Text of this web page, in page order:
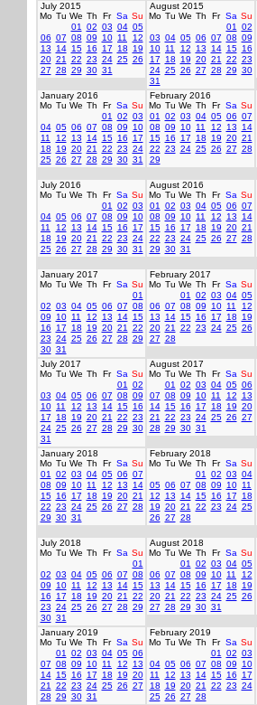
July 2015
Mo Tu We Th Fr Sa Su
01
02 03 04 05
06 07 08 09 10 11
12
13
14 15 16 17 18
19
20 21 22 23 24 25 26
27 28 29 30 31
August 2015
Mo Tu We Th Fr Sa Su
01
02
03 04 05 06 07 08 09
10 11 12 13 14 15 16
17
18 19 20 21 22 23
24 25 26 27 28 29 30
31
January 2016
Mo Tu We Th Fr Sa Su
01
02 03
04 05 06 07 08 09
10
11
12 13 14 15 16
17
18
19 20 21 22 23 24
25 26 27 28 29 30 31
February 2016
Mo Tu We Th Fr Sa Su
01
02 03 04 05 06 07
08 09 10 11 12 13
14
15 16 17 18 19 20 21
22 23 24 25 26 27 28
29
July 2016
Mo Tu We Th Fr Sa Su
01
02 03
04 05 06 07 08 09
10
11
12 13 14 15 16
17
18
19 20 21 22 23 24
25 26 27 28 29 30 31
August 2016
Mo Tu We Th Fr Sa Su
01
02 03 04 05 06 07
08 09 10 11 12 13
14
15 16 17 18 19 20 21
22 23 24 25 26 27 28
29 30 31
January 2017
Mo Tu We Th Fr Sa Su
01
02 03 04 05 06 07 08
09
10 11 12 13 14 15
16
17 18 19 20 21
22
23 24 25 26 27 28 29
30 31
February 2017
Mo Tu We Th Fr Sa Su
01
02 03 04 05
06 07 08 09 10 11
12
13
14 15 16 17 18
19
20 21 22 23 24 25 26
27 28
July 2017
Mo Tu We Th Fr Sa Su
01
02
03 04 05 06 07 08 09
10 11 12 13 14 15 16
17
18 19 20 21 22 23
24 25 26 27 28 29 30
31
August 2017
Mo Tu We Th Fr Sa Su
01
02 03 04 05 06
07 08 09 10 11 12
13
14 15 16 17 18 19 20
21
22 23 24 25 26 27
28 29 30 31
January 2018
Mo Tu We Th Fr Sa Su
01
02 03 04 05 06 07
08 09 10 11 12 13
14
15 16 17 18 19 20 21
22 23 24 25 26 27 28
29 30 31
February 2018
Mo Tu We Th Fr Sa Su
01
02 03 04
05 06 07 08 09 10 11
12
13 14 15 16 17
18
19 20 21 22 23 24 25
26 27 28
July 2018
Mo Tu We Th Fr Sa Su
01
02 03 04 05 06 07 08
09
10 11 12 13 14 15
16
17 18 19 20 21
22
23 24 25 26 27 28 29
30 31
August 2018
Mo Tu We Th Fr Sa Su
01
02 03 04 05
06 07 08 09 10 11
12
13
14 15 16 17 18
19
20 21 22 23 24 25 26
27 28 29 30 31
January 2019
Mo Tu We Th Fr Sa Su
01
02 03 04 05 06
07 08 09 10 11 12
13
14 15 16 17 18 19 20
21
22 23 24 25 26 27
28 29 30 31
February 2019
Mo Tu We Th Fr Sa Su
01
02 03
04 05 06 07 08 09
10
11
12 13 14 15 16
17
18
19 20 21 22 23 24
25 26 27 28